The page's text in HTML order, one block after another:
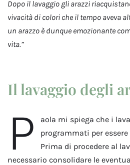
Dopo il lavaggio gli arazzi
vivacità di colori che il tempo aveva
un arazzo è dunque emozionante
vita.”
Il lavaggio degli
P
aola mi spiega che i
programmati per
Prima di procedere al
necessario consolidare le